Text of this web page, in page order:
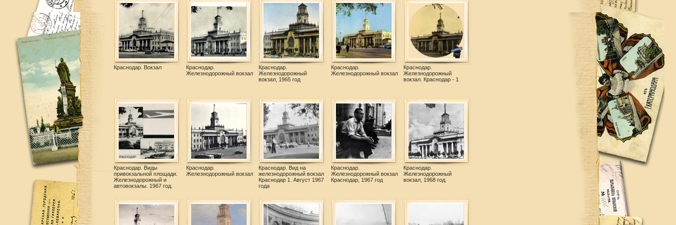
Краснодар. Вокзал
Краснодар.
Железнодорожный вокзал
Краснодар.
Железнодорожный
вокзал, 1965 год
Краснодар.
Железнодорожный вокзал
Краснодар.
Железнодорожный
вокзал. Краснодар - 1
Краснодар. Виды
привокзальной площади.
Железнодорожный и
автовокзалы. 1967 год.
Краснодар.
Железнодорожный вокзал
Краснодар. Вид на
железнодорожный вокзал
Краснодар 1. Август 1967
года
Краснодар.
Железнодорожный вокзал
Краснодар, 1967 год
Краснодар.
Железнодорожный
вокзал, 1968 год.